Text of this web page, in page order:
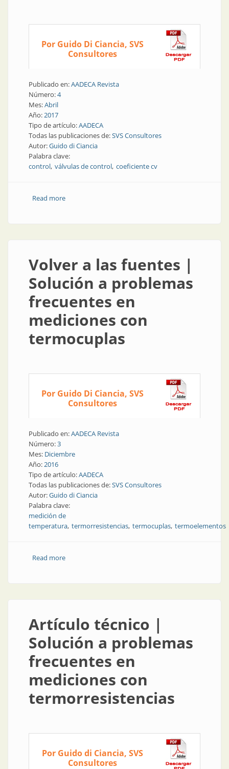
Por Guido Di Ciancia, SVS
Consultores
Publicado en:AADECA Revista
Número:4
Mes:Abril
Año:2017
Tipo de artículo:AADECA
Todas las publicaciones de:SVS Consultores
Autor:Guido di Ciancia
Palabra clave:
control válvulas de control coeficiente cv
Read moreabout Elementos finales de control | ¿Qué es
Volver a las fuentes |
Solución a problemas
frecuentes en
mediciones con
termocuplas
Por Guido Di Ciancia, SVS
Consultores
Publicado en:AADECA Revista
Número:3
Mes: Diciembre
Año:2016
Tipo de artículo:AADECA
Todas las publicaciones de:SVS Consultores
Autor:Guido di Ciancia
Palabra clave:
medición de
temperatura termorresistencias termocuplas termoelementos
Read moreabout Volver a las fuentes | Solución a problemas
Artículo técnico |
Solución a problemas
frecuentes en
mediciones con
termorresistencias
Por Guido di Ciancia, SVS
Consultores